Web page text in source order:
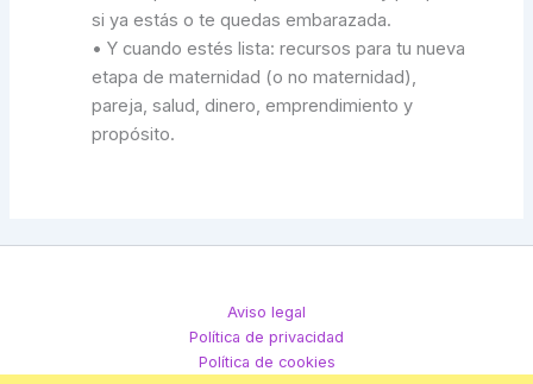
si ya estás o te quedas embarazada.
• Y cuando estés lista: recursos para tu nueva
etapa de maternidad (o no maternidad),
pareja, salud, dinero, emprendimiento y
propósito.
Aviso legal
Política de privacidad
Política de cookies